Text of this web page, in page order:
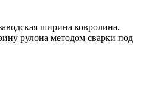
ширина ковролина.
рулона методом сварки под